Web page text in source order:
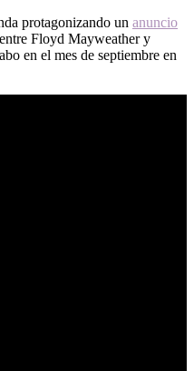
protagonizando un anuncio
Floyd Mayweather y
en el mes de septiembre en